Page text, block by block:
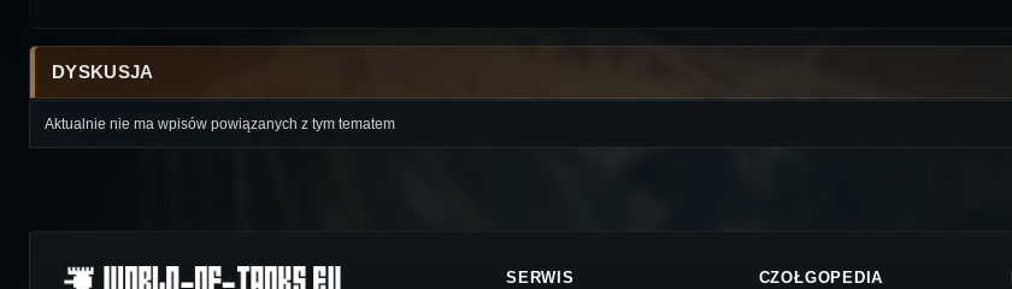
DYSKUSJA
Aktualnie nie ma wpisów powiązanych z tym tematem
SERWIS CZOŁGOPEDIA